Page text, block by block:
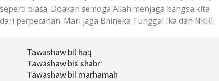
seperti biasa. Doakan semoga Allah menjaga bangsa kita
dari perpecahan. Mari jaga Bhineka Tunggal Ika dan NKRI.
Tawashaw bil haq
Tawashaw bis shabr
Tawashaw bil marhamah